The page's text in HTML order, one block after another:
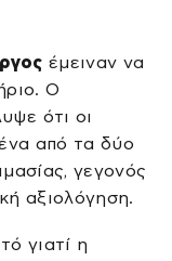
έμειναν να
Ο
ότι οι
από τα δύο
γεγονός
αξιολόγηση.
γιατί η